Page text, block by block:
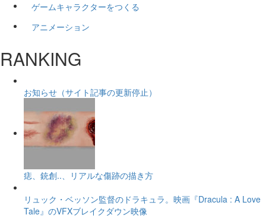
ゲームキャラクターをつくる
アニメーション
RANKING
お知らせ（サイト記事の更新停止）
痣、銃創..、リアルな傷跡の描き方
リュック・ベッソン監督のドラキュラ。映画『Dracula : A Love
Tale』のVFXブレイクダウン映像